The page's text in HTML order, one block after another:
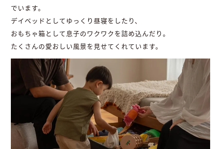
でいます。
デイベッドとしてゆっくり昼寝をしたり、
おもちゃ箱として息子のワクワクを詰め込んだり。
たくさんの愛おしい風景を見せてくれています。